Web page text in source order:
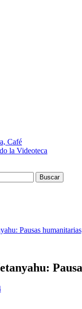
Café
la Videoteca
Pausas